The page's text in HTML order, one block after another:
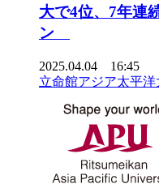
大で4位、7年連
ン
2025.04.04 16:45
立命館アジア太平洋